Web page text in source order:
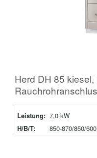
Herd DH 85
Leistung: 7,0 kW
H/B/T:
850-870/850/